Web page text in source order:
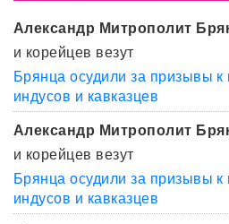
Александр Митрополит
и корейцев везут
Брянца осудили за призывы
индусов и кавказцев
Александр Митрополит
и корейцев везут
Брянца осудили за призывы
индусов и кавказцев